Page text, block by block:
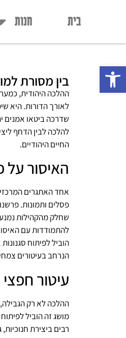
פתח סרגל נגישות
בית חנות
בין מסורת
ההלכה היהודית,
לאורך הדורות. היא
שדרכה ביטאו אמנים
להלכה לבין הדחף
החיים היהודיים.
האיסור על
אחד האתגרים
פסלים ותמונות.
שחלק מהקהילות
להתמודדות עם
הוביל לפיתוח
הנרחב בעיטורים
עיטור
ההלכה לא רק
מושג זה הוביל
רבים ביצירת